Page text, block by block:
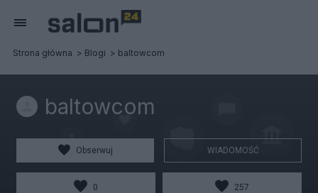
Strona główna Blogi baltowcom
baltowcom
Obserwuj WIADOMOŚĆ
0
257